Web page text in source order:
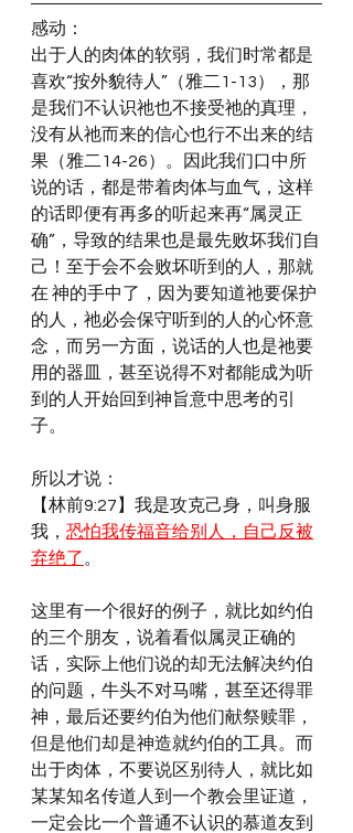
感动：
出于人的肉体的软弱，我们时常都是
喜欢“按外貌待人”（雅二1-13），那
是我们不认识祂也不接受祂的真理，
没有从祂而来的信心也行不出来的结
果（雅二14-26）。因此我们口中所
说的话，都是带着肉体与血气，这样
的话即便有再多的听起来再“属灵正
确”，导致的结果也是最先败坏我们自
己！至于会不会败坏听到的人，那就
在 神的手中了，因为要知道祂要保护
的人，祂必会保守听到的人的心怀意
念，而另一方面，说话的人也是祂要
用的器皿，甚至说得不对都能成为听
到的人开始回到神旨意中思考的引
子。
所以才说：
【林前9:27】我是攻克己身，叫身服
我， 恐怕我传福音给别人，自己反被
弃绝了 。
这里有一个很好的例子，就比如约伯
的三个朋友，说着看似属灵正确的
话，实际上他们说的却无法解决约伯
的问题，牛头不对马嘴，甚至还得罪
神，最后还要约伯为他们献祭赎罪，
但是他们却是神造就约伯的工具。而
出于肉体，不要说区别待人，就比如
某某知名传道人到一个教会里证道，
一定会比一个普通不认识的慕道友到